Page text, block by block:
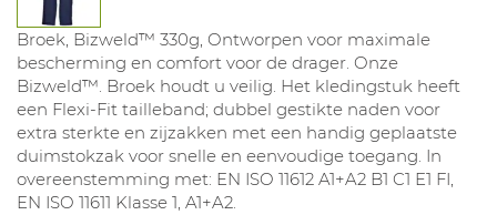
Broek, Bizweld™ 330g, Ontworpen voor maximale
bescherming en comfort voor de drager. Onze
Bizweld™. Broek houdt u veilig. Het kledingstuk heeft
een Flexi-Fit tailleband; dubbel gestikte naden voor
extra sterkte en zijzakken met een handig geplaatste
duimstokzak voor snelle en eenvoudige toegang. In
overeenstemming met: EN ISO 11612 A1+A2 B1 C1 E1 FI,
EN ISO 11611 Klasse 1, A1+A2.